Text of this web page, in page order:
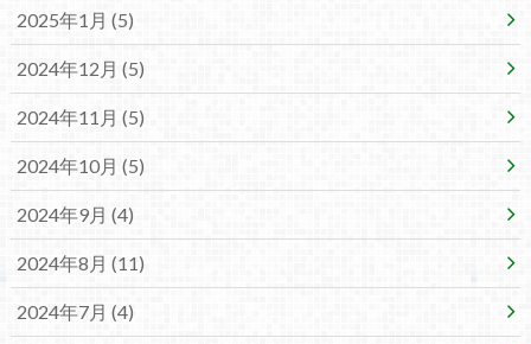
2025年1月 (5)
2024年12月 (5)
2024年11月 (5)
2024年10月 (5)
2024年9月 (4)
2024年8月 (11)
2024年7月 (4)